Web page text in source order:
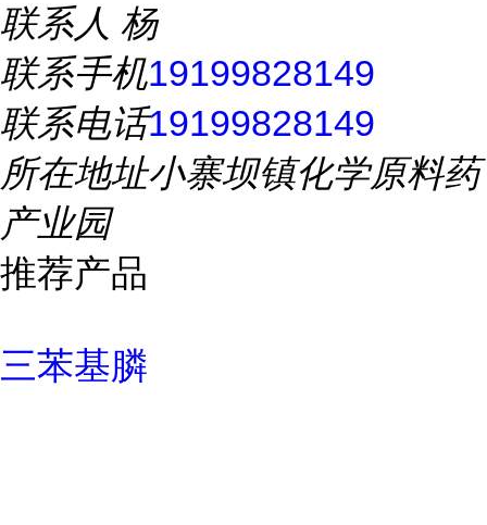
联系人 杨
联系手机19199828149
联系电话19199828149
所在地址小寨坝镇化学原料药
产业园
推荐产品
三苯基膦